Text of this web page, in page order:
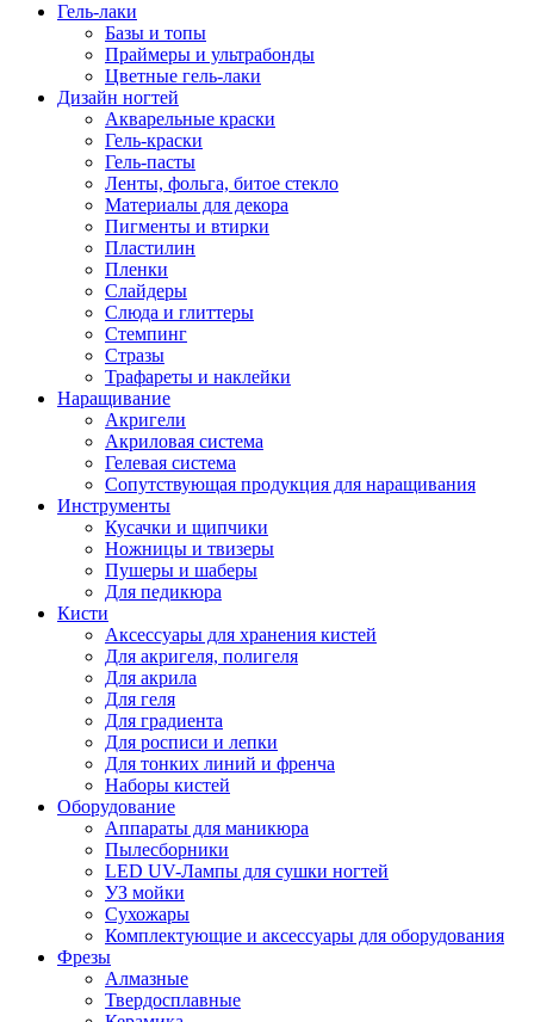
Гель-лаки
Базы и топы
Праймеры и ультрабонды
Цветные гель-лаки
Дизайн ногтей
Акварельные краски
Гель-краски
Гель-пасты
Ленты, фольга, битое стекло
Материалы для декора
Пигменты и втирки
Пластилин
Пленки
Слайдеры
Слюда и глиттеры
Стемпинг
Стразы
Трафареты и наклейки
Наращивание
Акригели
Акриловая система
Гелевая система
Сопутствующая продукция для наращивания
Инструменты
Кусачки и щипчики
Ножницы и твизеры
Пушеры и шаберы
Для педикюра
Кисти
Аксессуары для хранения кистей
Для акригеля, полигеля
Для акрила
Для геля
Для градиента
Для росписи и лепки
Для тонких линий и френча
Наборы кистей
Оборудование
Аппараты для маникюра
Пылесборники
LED UV-Лампы для сушки ногтей
УЗ мойки
Сухожары
Комплектующие и аксессуары для оборудования
Фрезы
Алмазные
Твердосплавные